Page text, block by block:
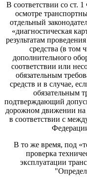
В соответствии со ст.
осмотре
отдельный
«диагностическая
результатам
средства (в том
дополнительного
соответствии или
обязательным
средств и в случае,
обязательным
подтверждающий
дорожном движении на
в соответствии с
В то же время, под
проверка
эксплуатации